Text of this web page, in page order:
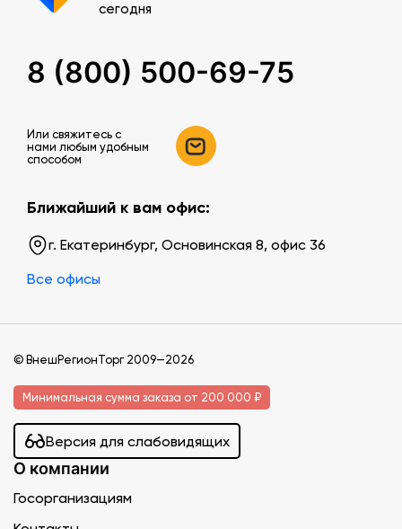
сегодня
8 (800) 500-69-75
Или свяжитесь c
нами любым удобным
способом
Ближайший к вам офис:
г. Екатеринбург, Основинская 8, офис 36
Все офисы
© ВнешРегионТорг 2009—2026
Минимальная сумма заказа от 200 000 ₽
Версия для слабовидящих
О компании
Госорганизациям